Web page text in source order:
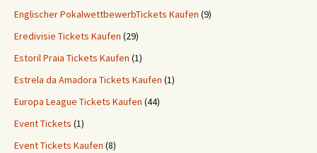
Englischer PokalwettbewerbTickets Kaufen (9)
Eredivisie Tickets Kaufen (29)
Estoril Praia Tickets Kaufen (1)
Estrela da Amadora Tickets Kaufen (1)
Europa League Tickets Kaufen (44)
Event Tickets (1)
Event Tickets Kaufen (8)